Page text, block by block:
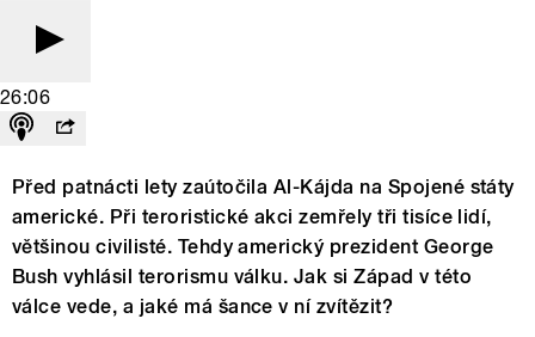
26:06
Před patnácti lety zaútočila Al-Kájda na Spojené státy
americké. Při teroristické akci zemřely tři tisíce lidí,
většinou civilisté. Tehdy americký prezident George
Bush vyhlásil terorismu válku. Jak si Západ v této
válce vede, a jaké má šance v ní zvítězit?